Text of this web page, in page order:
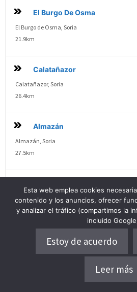
El Burgo De Osma
El Burgo de Osma, Soria
21.9km
Calatañazor
Calatañazor, Soria
26.4km
Almazán
Almazán, Soria
27.5km
Atienza, Guadalajara
29.6km
Madriguera
Madriguera, Segovia
Esta web emplea cookies
contenido y los anuncios, ofrecer
y analizar el tráfico (compartimos la
incluido
Estoy de acuerdo
Leer más